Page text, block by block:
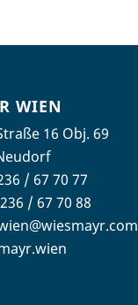
WIEN
16 Obj. 69
/ 67 70 77
/ 67 70 88